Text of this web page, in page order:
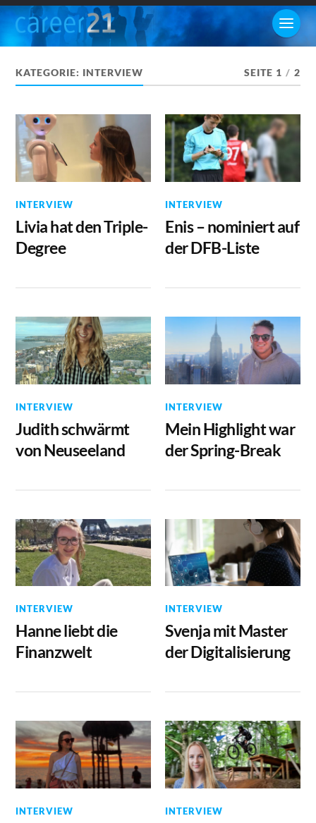
KATEGORIE: INTERVIEW SEITE 1 / 2
INTERVIEW
Livia hat den Triple-
Degree
INTERVIEW
Enis – nominiert auf
der DFB-Liste
INTERVIEW
Judith schwärmt
von Neuseeland
INTERVIEW
Mein Highlight war
der Spring-Break
INTERVIEW
Hanne liebt die
Finanzwelt
INTERVIEW
Svenja mit Master
der Digitalisierung
INTERVIEW INTERVIEW